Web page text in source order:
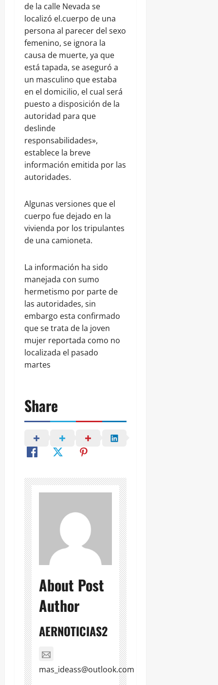
de la calle Nevada se
localizó el.cuerpo de una
persona al parecer del sexo
femenino, se ignora la
causa de muerte, ya que
está tapada, se aseguró a
un masculino que estaba
en el domicilio, el cual será
puesto a disposición de la
autoridad para que
deslinde
responsabilidades»,
establece la breve
información emitida por las
autoridades.
Algunas versiones que el
cuerpo fue dejado en la
vivienda por los tripulantes
de una camioneta.
La información ha sido
manejada con sumo
hermetismo por parte de
las autoridades, sin
embargo esta confirmado
que se trata de la joven
mujer reportada como no
localizada el pasado
martes
Share
About Post
Author
AERNOTICIAS2
mas_ideass@outlook.com